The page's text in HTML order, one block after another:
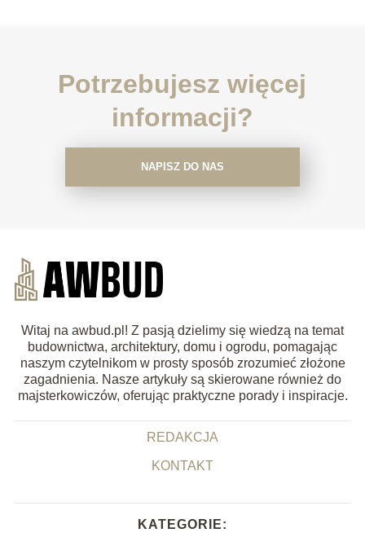
Potrzebujesz więcej
informacji?
NAPISZ DO NAS
Witaj na awbud.pl! Z pasją dzielimy się wiedzą na temat
budownictwa, architektury, domu i ogrodu, pomagając
naszym czytelnikom w prosty sposób zrozumieć złożone
zagadnienia. Nasze artykuły są skierowane również do
majsterkowiczów, oferując praktyczne porady i inspiracje.
REDAKCJA
KONTAKT
KATEGORIE: